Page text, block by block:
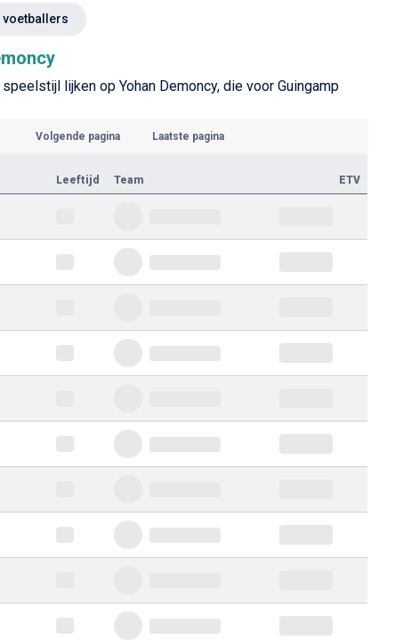
voetballers
lijken op Yohan Demoncy, die voor Guingamp
Volgende pagina Laatste pagina
Leeftijd Team ETV